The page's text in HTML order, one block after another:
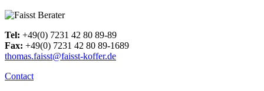
Tel: +49(0) 7231 42 80 89-89
Fax: +49(0) 7231 42 80 89-1689
thomas.faisst@faisst-koffer.de
Contact